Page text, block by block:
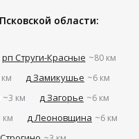
области:
рп Струги-Красные ~80 км
д Замикушье ~6 км
~3 км д Загорье ~6 км
км д Леоновщина ~6 км